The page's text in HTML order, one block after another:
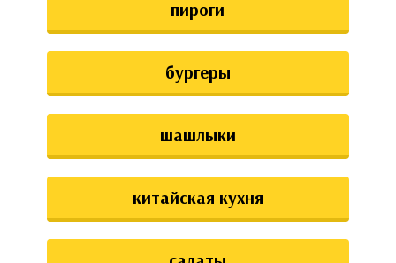
пироги
бургеры
шашлыки
китайская кухня